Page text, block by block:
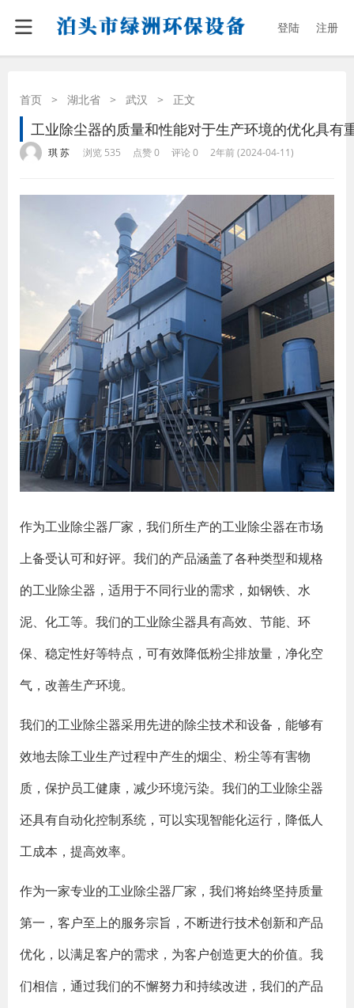
登陆 注册
首页 > 湖北省 > 武汉 > 正文
工业除尘器的质量和性能对于生产环境的优化具有
琪 苏 浏览 535 点赞 0 评论 0 2年前 (2024-04-11)
作为工业除尘器厂家，我们所生产的工业除尘器在市场
上备受认可和好评。我们的产品涵盖了各种类型和规格
的工业除尘器，适用于不同行业的需求，如钢铁、水
泥、化工等。我们的工业除尘器具有高效、节能、环
保、稳定性好等特点，可有效降低粉尘排放量，净化空
气，改善生产环境。
我们的工业除尘器采用先进的除尘技术和设备，能够有
效地去除工业生产过程中产生的烟尘、粉尘等有害物
质，保护员工健康，减少环境污染。我们的工业除尘器
还具有自动化控制系统，可以实现智能化运行，降低人
工成本，提高效率。
作为一家专业的工业除尘器厂家，我们将始终坚持质量
第一，客户至上的服务宗旨，不断进行技术创新和产品
优化，以满足客户的需求，为客户创造更大的价值。我
们相信，通过我们的不懈努力和持续改进，我们的产品